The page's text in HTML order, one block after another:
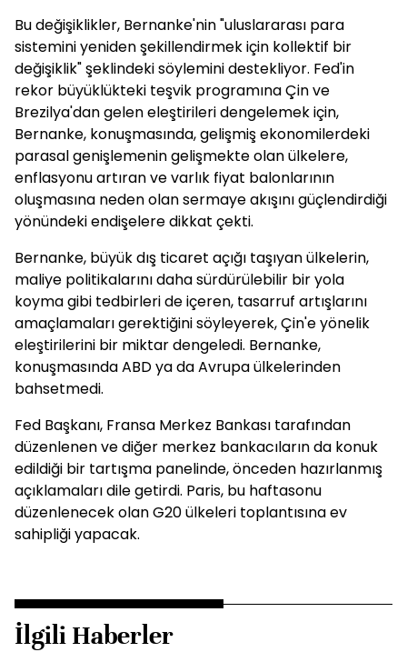
Bu değişiklikler, Bernanke'nin "uluslararası para
sistemini yeniden şekillendirmek için kollektif bir
değişiklik" şeklindeki söylemini destekliyor. Fed'in
rekor büyüklükteki teşvik programına Çin ve
Brezilya'dan gelen eleştirileri dengelemek için,
Bernanke, konuşmasında, gelişmiş ekonomilerdeki
parasal genişlemenin gelişmekte olan ülkelere,
enflasyonu artıran ve varlık fiyat balonlarının
oluşmasına neden olan sermaye akışını güçlendirdiği
yönündeki endişelere dikkat çekti.
Bernanke, büyük dış ticaret açığı taşıyan ülkelerin,
maliye politikalarını daha sürdürülebilir bir yola
koyma gibi tedbirleri de içeren, tasarruf artışlarını
amaçlamaları gerektiğini söyleyerek, Çin'e yönelik
eleştirilerini bir miktar dengeledi. Bernanke,
konuşmasında ABD ya da Avrupa ülkelerinden
bahsetmedi.
Fed Başkanı, Fransa Merkez Bankası tarafından
düzenlenen ve diğer merkez bankacıların da konuk
edildiği bir tartışma panelinde, önceden hazırlanmış
açıklamaları dile getirdi. Paris, bu haftasonu
düzenlenecek olan G20 ülkeleri toplantısına ev
sahipliği yapacak.
İlgili Haberler